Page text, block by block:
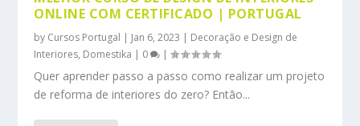
ONLINE COM CERTIFICADO | PORTUGAL
by Cursos Portugal | Jan 6, 2023 | Decoração e Design de
Interiores, Domestika | 0 |
Quer aprender passo a passo como realizar um projeto
de reforma de interiores do zero? Então...